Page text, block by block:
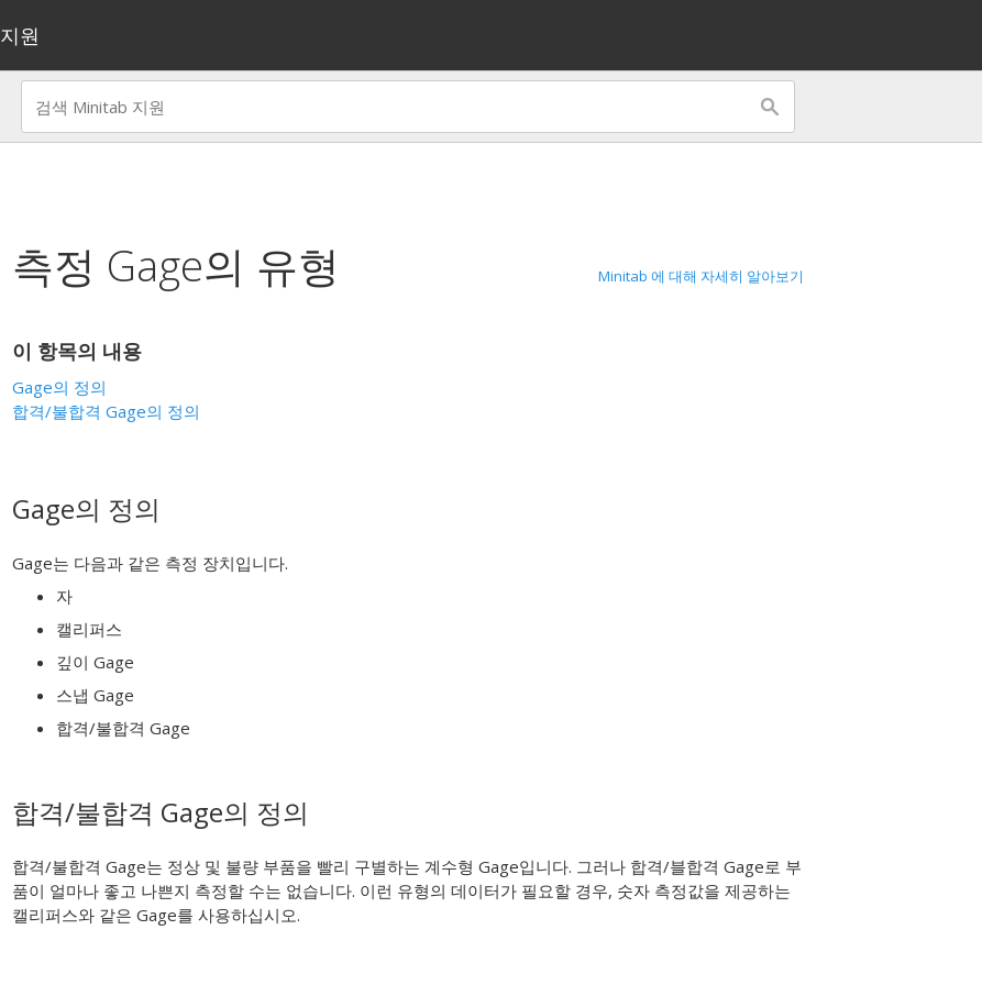
지원
측정 Gage의 유형 Minitab 에 대해 자세히 알아보기
이 항목의 내용
Gage의 정의
합격/불합격 Gage의 정의
Gage의 정의
Gage는 다음과 같은 측정 장치입니다.
자
캘리퍼스
깊이 Gage
스냅 Gage
합격/불합격 Gage
합격/불합격 Gage의 정의
합격/불합격 Gage는 정상 및 불량 부품을 빨리 구별하는 계수형 Gage입니다. 그러나 합격/블합격 Gage로 부
품이 얼마나 좋고 나쁜지 측정할 수는 없습니다. 이런 유형의 데이터가 필요할 경우, 숫자 측정값을 제공하는
캘리퍼스와 같은 Gage를 사용하십시오.